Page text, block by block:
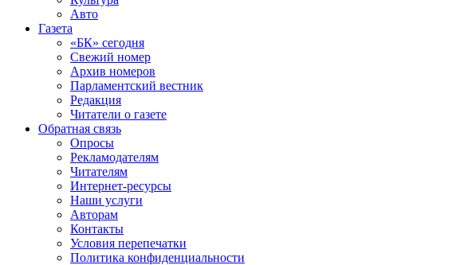
Авто
Газета
«БК» сегодня
Свежий номер
Архив номеров
Парламентский вестник
Редакция
Читатели о газете
Обратная связь
Опросы
Рекламодателям
Читателям
Интернет-ресурсы
Наши услуги
Авторам
Контакты
Условия перепечатки
Политика конфиденциальности